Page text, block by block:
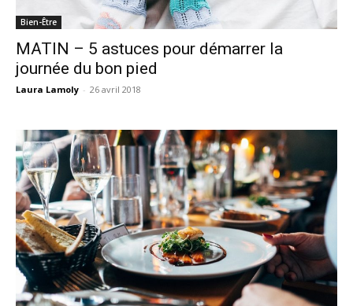
Bien-Être
MATIN – 5 astuces pour démarrer la
journée du bon pied
Laura Lamoly - 26 avril 2018